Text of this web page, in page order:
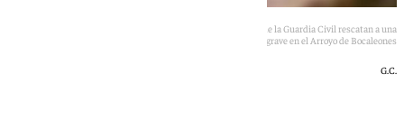
Efectivos del Grupo de Rescate e Intervención en Montaña de la Guardia Civil rescatan a una
senderista herida grave en el Arroyo de Bocaleones
G.C.